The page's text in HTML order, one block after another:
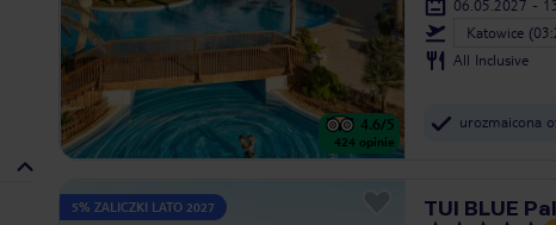
4.6/5
424 opinie
06.05.2027 -
Katowice
All Inclusive
urozmaicona
5% ZALICZKI LATO 2027 TUI BLUE